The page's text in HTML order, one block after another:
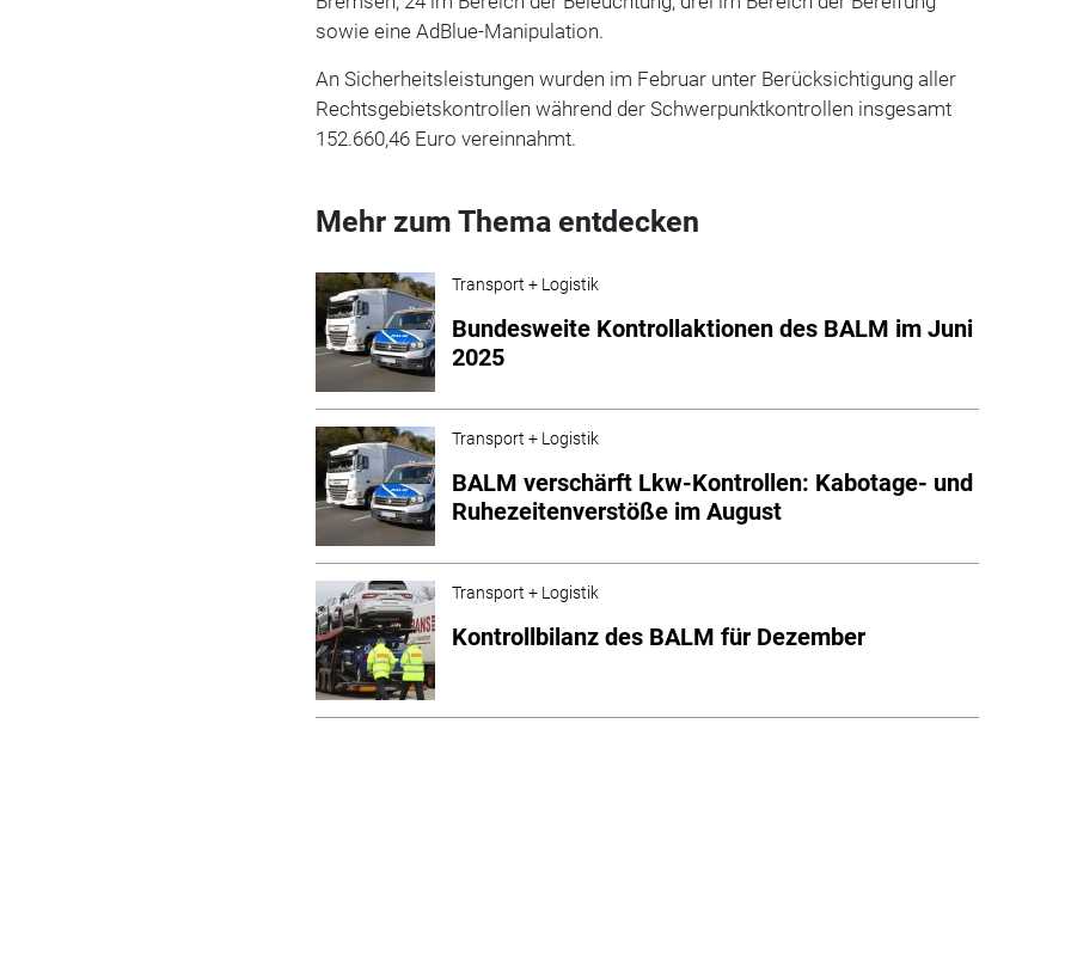
sowie eine AdBlue-Manipulation.
An Sicherheitsleistungen wurden im Februar unter Berücksichtigung aller
Rechtsgebietskontrollen während der Schwerpunktkontrollen insgesamt
152.660,46 Euro vereinnahmt.
Mehr zum Thema entdecken
Transport + Logistik
Bundesweite Kontrollaktionen des BALM im Juni
2025
Transport + Logistik
BALM verschärft Lkw-Kontrollen: Kabotage- und
Ruhezeitenverstöße im August
Transport + Logistik
Kontrollbilanz des BALM für Dezember